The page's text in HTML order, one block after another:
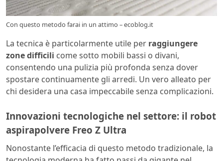
Con questo metodo farai in un attimo – ecoblog.it
La tecnica è particolarmente utile per raggiungere
zone difficili come sotto mobili bassi o divani,
consentendo una pulizia più profonda senza dover
spostare continuamente gli arredi. Un vero alleato per
chi desidera una casa impeccabile senza complicazioni.
Innovazioni tecnologiche nel settore: il robot
aspirapolvere Freo Z Ultra
Nonostante l’efficacia di questo metodo tradizionale, la